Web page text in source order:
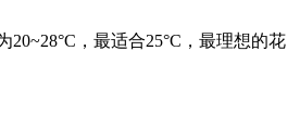
，最适合25°C，最理想的花